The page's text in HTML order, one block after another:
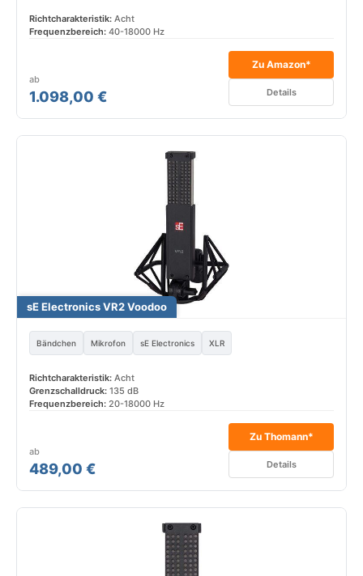
Richtcharakteristik: Acht
Frequenzbereich: 40-18000 Hz
ab
1.098,00 €
Zu Amazon*
Details
sE Electronics VR2 Voodoo
Bändchen Mikrofon sE Electronics XLR
Richtcharakteristik: Acht
Grenzschalldruck: 135 dB
Frequenzbereich: 20-18000 Hz
ab
489,00 €
Zu Thomann*
Details